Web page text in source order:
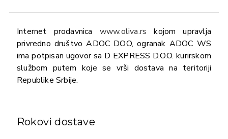
Internet prodavnica www.oliva.rs kojom upravlja
privredno društvo ADOC DOO, ogranak ADOC WS
ima potpisan ugovor sa D EXPRESS D.O.O. kurirskom
službom putem koje se vrši dostava na teritoriji
Republike Srbije.
Rokovi dostave